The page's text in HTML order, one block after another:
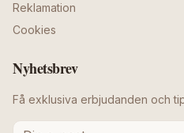
Reklamation
Cookies
Nyhetsbrev
Få exklusiva erbjudanden och